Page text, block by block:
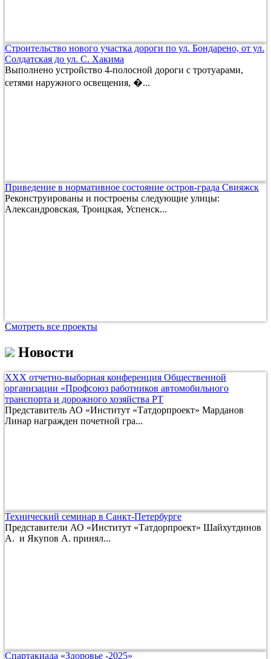
Строительство нового участка дороги по ул. Бондарено, от ул.
Солдатская до ул. С. Хакима
Выполнено устройство 4-полосной дороги с тротуарами,
сетями наружного освещения, �...
Приведение в нормативное состояние остров-града Свияжск
Реконструированы и построены следующие улицы:
Александровская, Троицкая, Успенск...
Смотреть все проекты
Новости
ХХХ отчетно-выборная конференция Общественной
организации «Профсоюз работников автомобильного
транспорта и дорожного хозяйства РТ
Представитель АО «Институт «Татдорпроект» Марданов
Линар награжден почетной гра...
Технический семинар в Санкт-Петербурге
Представители АО «Институт «Татдорпроект» Шайхутдинов
А. и Якупов А. принял...
Спартакиада «Здоровье -2025»